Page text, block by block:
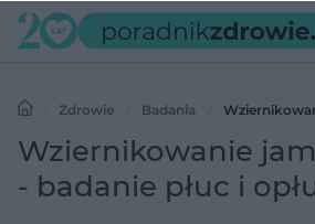
Zdrowie Badania
badanie płuc i opłucnej
Wziernikowanie
- badanie płuc i